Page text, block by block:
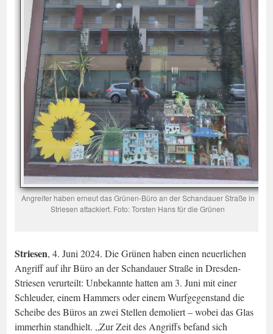
Angreifer haben erneut das Grünen-Büro an der Schandauer Straße in
Striesen attackiert. Foto: Torsten Hans für die Grünen
Striesen, 4. Juni 2024. Die Grünen haben einen neuerlichen
Angriff auf ihr Büro an der Schandauer Straße in Dresden-
Striesen verurteilt: Unbekannte hatten am 3. Juni mit einer
Schleuder, einem Hammers oder einem Wurfgegenstand die
Scheibe des Büros an zwei Stellen demoliert – wobei das Glas
immerhin standhielt. „Zur Zeit des Angriffs befand sich